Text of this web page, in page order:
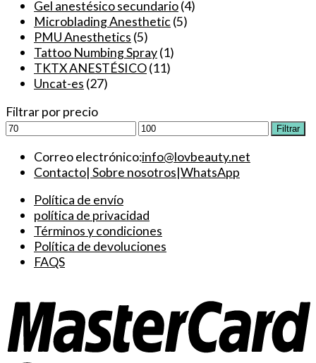
variantes.
Las
opciones
pueden
elegir
la
página
producto
Gel anestésico secundario(4)
Microblading Anesthetic(5)
PMU Anesthetics (5)
Tattoo Numbing Spray(1)
TKTX ANESTÉSICO(11)
Uncat-es (27)
Filtrar por precio
Precio
Precio
Filtrar
Correo electrónico:info@lovbeauty.net
Contacto| Sobre nosotros|WhatsApp
Política de envío
política de privacidad
Términos y condiciones
Política de devoluciones
FAQS